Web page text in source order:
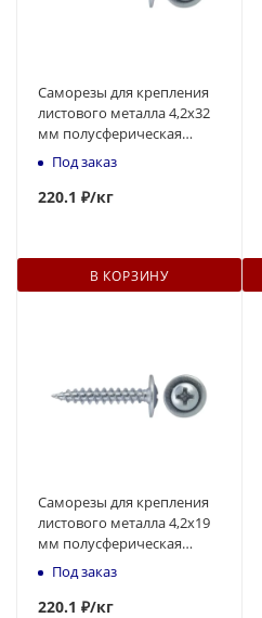
Саморезы для крепления
листового металла 4,2x32
мм полусферическая
головка, острый
наконечник
Под заказ
220.1 ₽/кг
В КОРЗИНУ
Саморезы для крепления
листового металла 4,2x19
мм полусферическая
головка, острый
наконечник
Под заказ
220.1 ₽/кг